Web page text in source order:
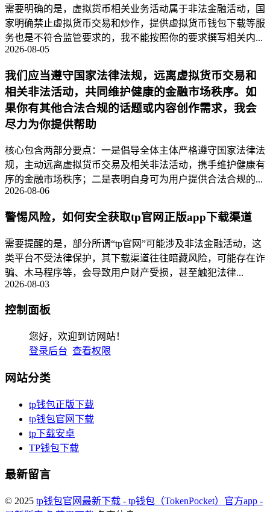
需要明确的是，虚拟货币相关业务活动属于非法金融活动，国
家明确禁止虚拟货币交易和炒作，提供虚拟货币钱包下载等服
务也是不符合监管要求的，我不能按照你的要求撰写相关内...
2026-08-05
我们应当遵守国家法律法规，远离虚拟货币交易和
相关非法活动，共同维护健康的金融市场秩序。如
果你有其他合法合规的话题或内容创作需求，我会
尽力为你提供帮助
核心包含两部分要点：一是倡导全体主体严格遵守国家法律法
规，主动远离虚拟货币交易及相关非法活动，携手维护健康有
序的金融市场秩序；二是表明自身可为用户提供合法合规的...
2026-08-06
警惕风险，如何安全获取tp官网正版app下载渠道
需要提醒的是，部分所谓“tp官网”可能涉及非法金融活动，这
类平台不受法律保护，其下载渠道往往暗藏风险，可能存在诈
骗、木马程序等，会导致用户财产受损，甚至触犯法律...
2026-08-03
控制面板
您好，欢迎到访网站！
登录后台 查看权限
网站分类
tp钱包正版下载
tp钱包官网下载
tp下载安卓
TP钱包下载
最新留言
© 2025 tp钱包官网最新下载 - tp钱包（TokenPocket）官方app -